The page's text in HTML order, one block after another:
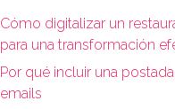
Cómo digitalizar un
para una transformación
Por qué incluir una
emails